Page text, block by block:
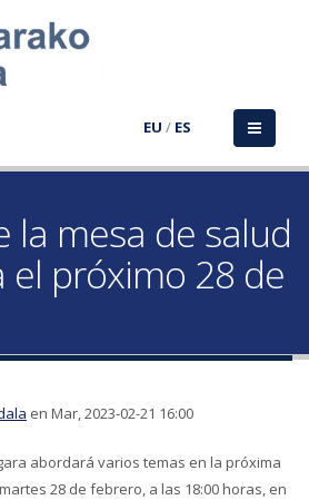
EU / ES
la mesa de salud
el próximo 28 de
en Mar, 2023-02-21 16:00
abordará varios temas en la próxima
28 de febrero, a las 18:00 horas, en